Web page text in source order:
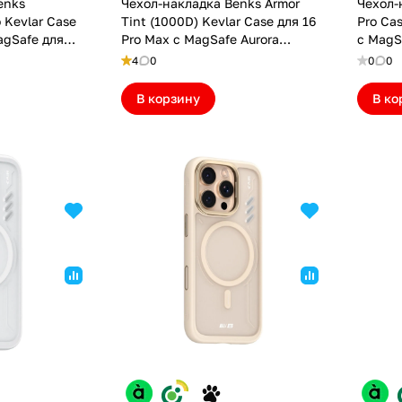
Kevlar Case
для
Чехол-накладка Benks Armor
Tint (1000D) Kevlar Case для 16
Pro Max с MagSafe Aurora
Green (6948005908430)
4 0
В корзину
Чехол-
Pro
с
0 0
В